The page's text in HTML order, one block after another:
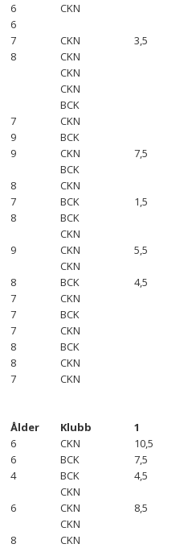
6
CKN
6
7 CKN
3,5
8
CKN
CKN
CKN
BCK
7
CKN
9
BCK
9 CKN
7,5
BCK
8
CKN
7 BCK
1,5
8
BCK
CKN
9 CKN
5,5
CKN
8 BCK
4,5
7
CKN
7
BCK
7
CKN
8
BCK
8
CKN
7 CKN
Ålder Klubb
1
6 CKN
10,5
6 BCK
7,5
4 BCK
4,5
CKN
6 CKN
8,5
CKN
8
CKN